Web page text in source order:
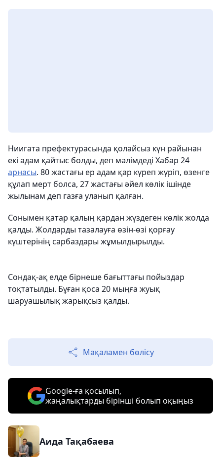
Ниигата префектурасында қолайсыз күн райынан
екі адам қайтыс болды, деп мәлімдеді Хабар 24
арнасы. 80 жастағы ер адам қар күреп жүріп, өзенге
құлап мерт болса, 27 жастағы әйел көлік ішінде
жылынам деп газға уланып қалған.
Сонымен қатар қалың қардан жүздеген көлік жолда
қалды. Жолдарды тазалауға өзін-өзі қорғау
күштерінің сарбаздары жұмылдырылды.
Сондақ-ақ елде бірнеше бағыттағы пойыздар
тоқтатылды. Бұған қоса 20 мыңға жуық
шаруашылық жарықсыз қалды.
Мақаламен бөлісу
Google-ға қосылып,
жаңалықтарды бірінші болып оқыңыз
Аида Тақабаева